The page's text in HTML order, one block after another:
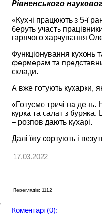
Рівненського
«Кухні працюють з 5-ї
беруть участь
гарячого харчування
Функціонування кухонь
фермерам та
склади.
А вже готують кухарки,
«Готуємо тричі на день.
курка та салат з
– розповідають кухарі.
Далі їжу сортують і
17.03.2022
Переглядів: 1112
Коментарі (0):